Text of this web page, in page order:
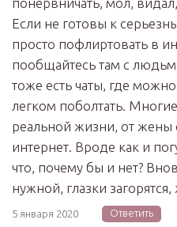
Если не готовы к
просто пофлиртовать в
пообщайтесь там с
тоже есть чаты, где
легком поболтать.
реальной жизни, от жены
интернет. Вроде как и
что, почему бы и нет?
нужной, глазки
5 января 2020 Ответить